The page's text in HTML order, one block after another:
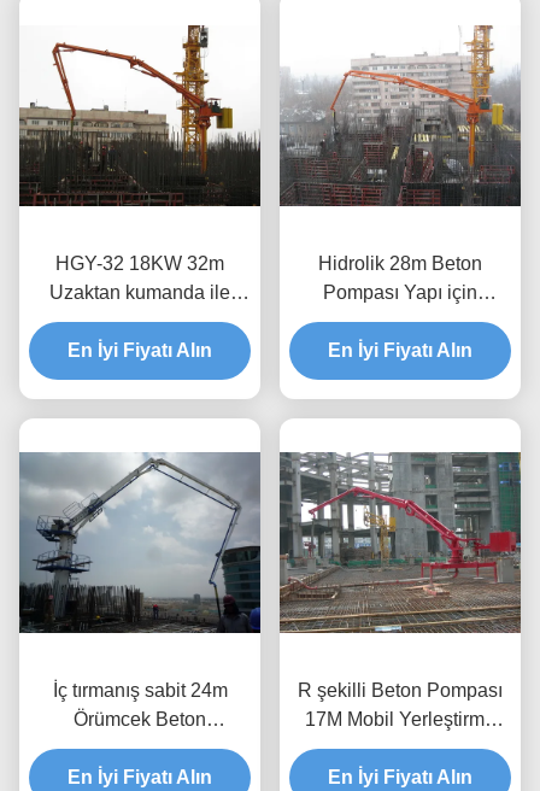
HGY-32 18KW 32m
Uzaktan kumanda ile
kendi kendine tırmanma
beton yerleştirme dalgası
En İyi Fiyatı Alın
Hidrolik 28m Beton
Pompası Yapı için
Otomatik olarak Boom
Yerleştirme
En İyi Fiyatı Alın
İç tırmanış sabit 24m
Örümcek Beton
Konstrüksiyon Kulesi için
yerleştirme Boom
En İyi Fiyatı Alın
R şekilli Beton Pompası
17M Mobil Yerleştirme
Boom CE Sertifikası
En İyi Fiyatı Alın